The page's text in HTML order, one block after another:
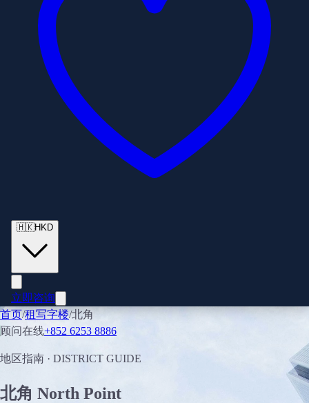
🇭🇰HKD
立即咨询
首页/租写字楼/北角
顾问在线+852 6253 8886
地区指南 · DISTRICT GUIDE
北角 North Point